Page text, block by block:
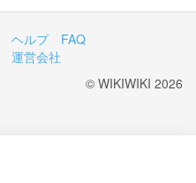
ヘルプ
FAQ
運営会社
© WIKIWIKI 2026